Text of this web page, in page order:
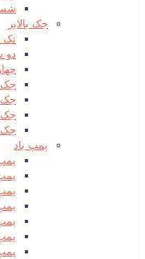
جک بالابر
تک
دو
جک
جک
جک
جک
پمپ باد
پمپ
پمپ
پمپ
پمپ
پمپ باد
پمپ باد